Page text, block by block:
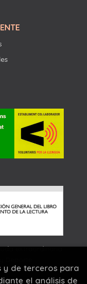
extraordinaria
y de terceros para
el análisis de